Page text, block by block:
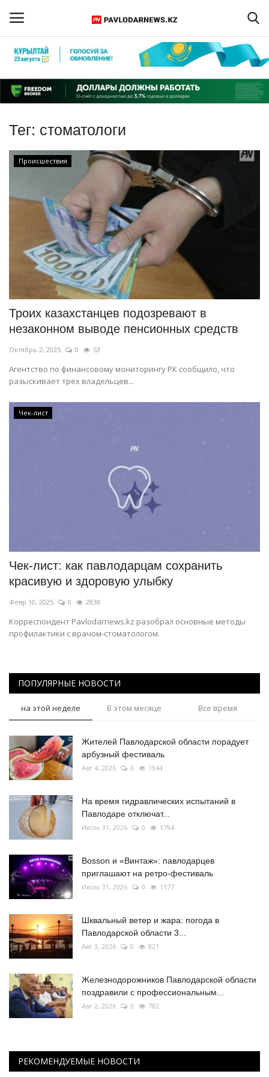
Регистрация
Главная
Обратная связь
ПАВЛОДАРСКАЯ ОБЛАСТЬ
КАЗАХСТАН
СПЕЦПРОЕКТЫ
Чек-лист
РАЗВЛЕЧЕНИЯ
OFFICIAL
Курултай
Тег: стоматологи
Происшествия
Троих казахстанцев подозревают в
незаконном выводе пенсионных средств
Октябрь 2, 2025 0 53
Агентство по финансовому мониторингу РК сообщило, что
разыскивает трех владельцев...
Чек-лист
Чек-лист: как павлодарцам сохранить
красивую и здоровую улыбку
Февр 10, 2025 0 2838
Корреспондент Pavlodarnews.kz разобрал основные методы
профилактики с врачом-стоматологом.
ПОПУЛЯРНЫЕ НОВОСТИ
на этой неделе В этом месяце Все время
Жителей Павлодарской области порадует
арбузный фестиваль
Авг 4, 2026 0 1944
На время гидравлических испытаний в
Павлодаре отключат...
Июль 31, 2026 0 1794
Bosson и «Винтаж»: павлодарцев
приглашают на ретро-фестиваль
Июль 31, 2026 0 1577
Шквальный ветер и жара: погода в
Павлодарской области 3...
Авг 3, 2026 0 821
Железнодорожников Павлодарской области
поздравили с профессиональным...
Авг 2, 2026 0 782
РЕКОМЕНДУЕМЫЕ НОВОСТИ